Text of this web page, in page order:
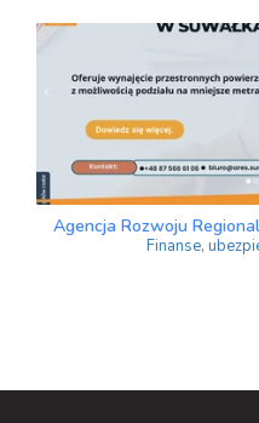
Agencja Rozwoju
Finanse,